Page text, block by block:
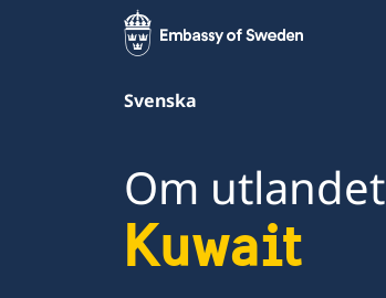
Svenska
Om utlandet
Kuwait